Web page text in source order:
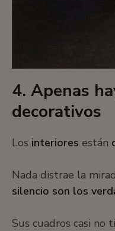
4. Apenas
decorativos
Los interiores están
Nada distrae la
silencio son los
Sus cuadros casi no